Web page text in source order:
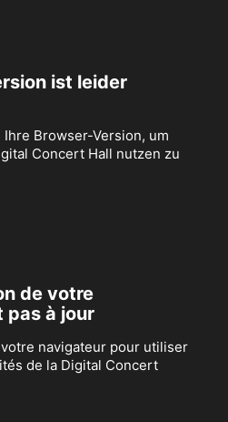
ist leider
Browser-Version, um
Concert Hall nutzen zu
de votre
pas à jour
navigateur pour utiliser
de la Digital Concert